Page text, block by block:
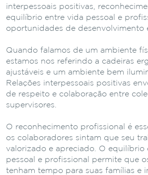
interpessoais positivas,
equilíbrio entre vida pessoal e
oportunidades de desenvolvimento
Quando falamos de um ambiente
estamos nos referindo a cadeiras
ajustáveis e um ambiente bem
Relações interpessoais positivas
de respeito e colaboração entre
supervisores.
O reconhecimento profissional é
os colaboradores sintam que seu
valorizado e apreciado. O equilíbrio
pessoal e profissional permite que
tenham tempo para suas famílias e